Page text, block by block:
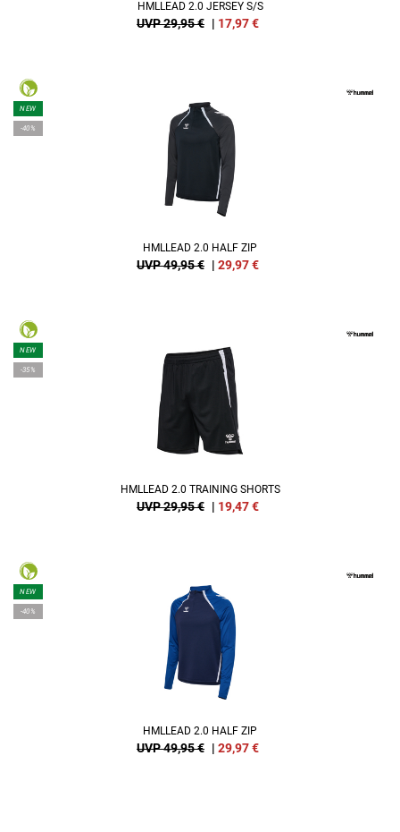
HMLLEAD 2.0 JERSEY S/S
UVP 29,95 € | 17,97€
NEW
-40%
HMLLEAD 2.0 HALF ZIP
UVP 49,95 € | 29,97€
NEW
-35%
HMLLEAD 2.0 TRAINING SHORTS
UVP 29,95 € | 19,47€
NEW
-40%
HMLLEAD 2.0 HALF ZIP
UVP 49,95 € | 29,97€